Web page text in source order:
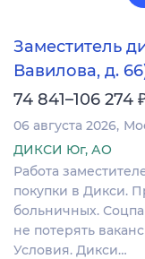
Заместитель
Вавилова, д.
74 841–106 274
06 августа 2026
ДИКСИ Юг, АО
Работа
покупки в Дикси.
больничных.
не потерять
Условия. Дикси…